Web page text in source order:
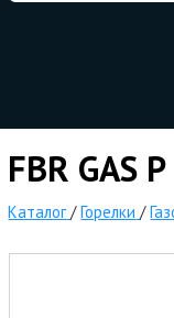
FBR GAS
Каталог /Горелки /